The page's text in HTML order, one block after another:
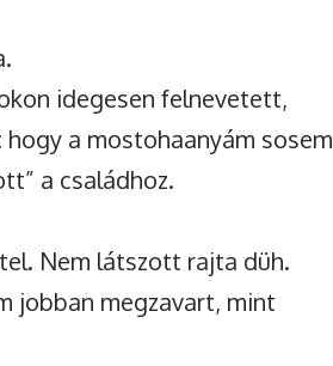
idegesen felnevetett,
a mostohaanyám sosem
a családhoz.
Nem látszott rajta düh.
jobban megzavart, mint